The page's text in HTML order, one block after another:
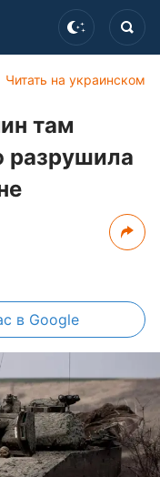
Читать на украинском
там
разрушила
в Google